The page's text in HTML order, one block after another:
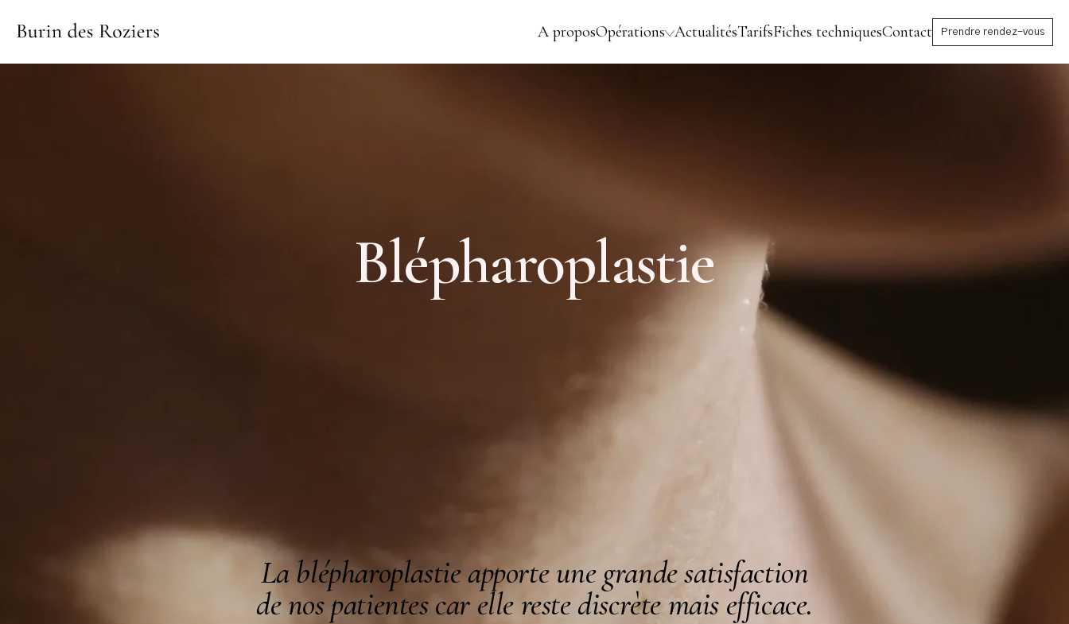
A proposOpérations ActualitésTarifsFiches techniquesContact Prendre rendez-vous
Blépharoplastie
La blépharoplastie apporte une grande satisfaction
de nos patientes car elle reste discrète mais efficace.